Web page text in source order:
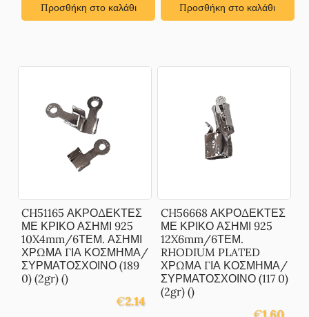
Προσθήκη στο καλάθι Προσθήκη στο καλάθι
CH51165 ΑΚΡΟΔΕΚΤΕΣ
ΜΕ ΚΡΙΚΟ ΑΣΗΜΙ 925
10X4mm/6ΤΕΜ. ΑΣΗΜΙ
ΧΡΩΜΑ ΓΙΑ ΚΟΣΜΗΜΑ/
ΣΥΡΜΑΤΟΣΧΟΙΝΟ (189
0) (2gr) ()
€2.14
CH56668 ΑΚΡΟΔΕΚΤΕΣ
ΜΕ ΚΡΙΚΟ ΑΣΗΜΙ 925
12X6mm/6ΤΕΜ.
RHODIUM PLATED
ΧΡΩΜΑ ΓΙΑ ΚΟΣΜΗΜΑ/
ΣΥΡΜΑΤΟΣΧΟΙΝΟ (117 0)
(2gr) ()